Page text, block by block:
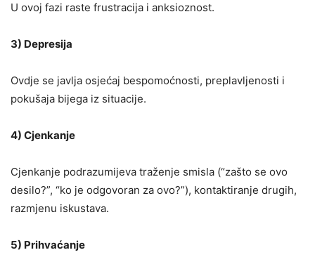
U ovoj fazi raste frustracija i anksioznost.
3) Depresija
Ovdje se javlja osjećaj bespomoćnosti, preplavljenosti i
pokušaja bijega iz situacije.
4) Cjenkanje
Cjenkanje podrazumijeva traženje smisla (“zašto se ovo
desilo?”, “ko je odgovoran za ovo?”), kontaktiranje drugih,
razmjenu iskustava.
5) Prihvaćanje